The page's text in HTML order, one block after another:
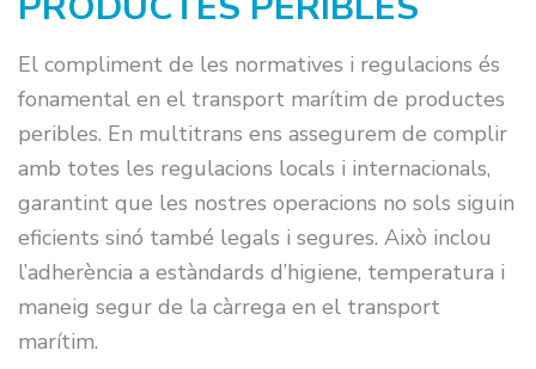
El compliment de les normatives i regulacions és
fonamental en el transport marítim de productes
peribles. En multitrans ens assegurem de complir
amb totes les regulacions locals i internacionals,
garantint que les nostres operacions no sols siguin
eficients sinó també legals i segures. Això inclou
l’adherència a estàndards d’higiene, temperatura i
maneig segur de la càrrega en el transport
marítim.